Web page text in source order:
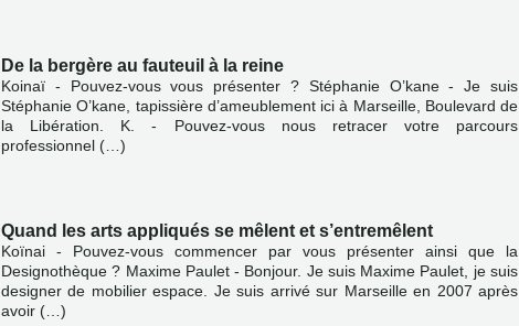
De la bergère au fauteuil à la reine
Koinaï - Pouvez-vous vous présenter ? Stéphanie O’kane - Je suis
Stéphanie O’kane, tapissière d’ameublement ici à Marseille, Boulevard de
la Libération. K. - Pouvez-vous nous retracer votre parcours
professionnel (…)
Quand les arts appliqués se mêlent et s’entremêlent
Koïnai - Pouvez-vous commencer par vous présenter ainsi que la
Designothèque ? Maxime Paulet - Bonjour. Je suis Maxime Paulet, je suis
designer de mobilier espace. Je suis arrivé sur Marseille en 2007 après
avoir (…)